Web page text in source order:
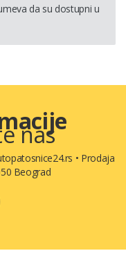
da su dostupni u
nas
• Prodaja
Beograd